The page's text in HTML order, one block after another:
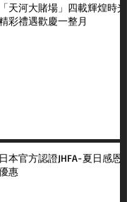
「天河大賭場」四載輝煌時光
彩禮遇歡慶一整月
日本官方認證JHFA-夏日感恩
惠